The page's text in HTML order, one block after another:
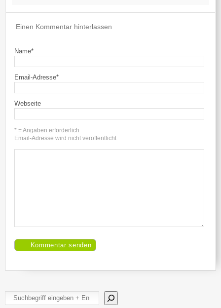
Einen Kommentar hinterlassen
Name*
Email-Adresse*
Webseite
* = Angaben erforderlich
Email-Adresse wird nicht veröffentlicht
Suchen